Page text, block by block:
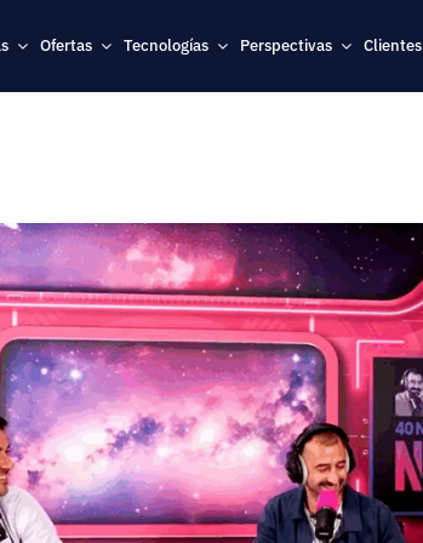
Ofertas Tecnologías Perspectivas Clientes